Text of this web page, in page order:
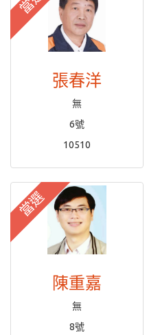
張春洋
無
6號
10510
當選
陳重嘉
無
8號